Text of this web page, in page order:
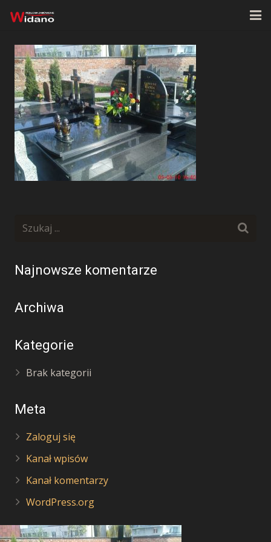
Strona główna
O firmie
Oferta
Realizacje
Kontakt
Najnowsze komentarze
Archiwa
Kategorie
Brak kategorii
Meta
Zaloguj się
Kanał wpisów
Kanał komentarzy
WordPress.org